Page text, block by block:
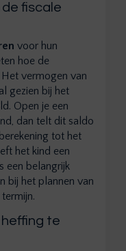
fiscale
voor hun
hoe de
vermogen van
gezien bij het
Open je een
dan telt dit saldo
tot het
het kind een
een belangrijk
bij het plannen van
te